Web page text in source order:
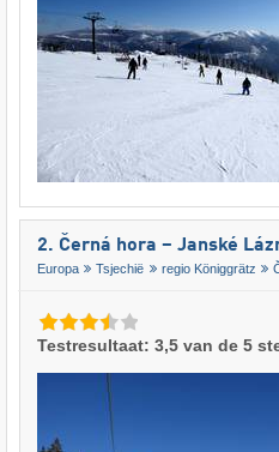
2. Černá hora – Janské
Europa Tsjechië regio Königgrätz
Testresultaat: 3,5 van de 5